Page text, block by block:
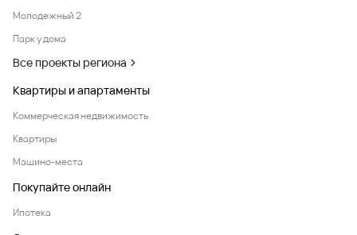
Молодежный 2
Парк у дома
Все проекты региона
Квартиры и апартаменты
Коммерческая недвижимость
Квартиры
Машино-места
Покупайте онлайн
Ипотека